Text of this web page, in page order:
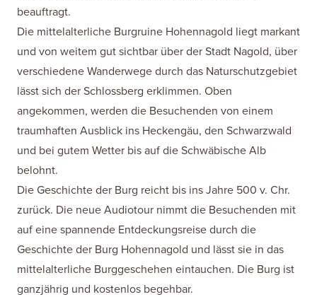
beauftragt.
Die mittelalterliche Burgruine Hohennagold liegt markant
und von weitem gut sichtbar über der Stadt Nagold, über
verschiedene Wanderwege durch das Naturschutzgebiet
lässt sich der Schlossberg erklimmen. Oben
angekommen, werden die Besuchenden von einem
traumhaften Ausblick ins Heckengäu, den Schwarzwald
und bei gutem Wetter bis auf die Schwäbische Alb
belohnt.
Die Geschichte der Burg reicht bis ins Jahre 500 v. Chr.
zurück. Die neue Audiotour nimmt die Besuchenden mit
auf eine spannende Entdeckungsreise durch die
Geschichte der Burg Hohennagold und lässt sie in das
mittelalterliche Burggeschehen eintauchen. Die Burg ist
ganzjährig und kostenlos begehbar.